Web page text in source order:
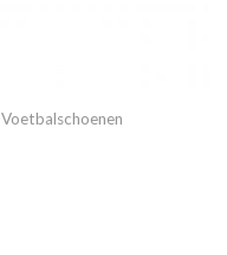
Voetbalschoenen